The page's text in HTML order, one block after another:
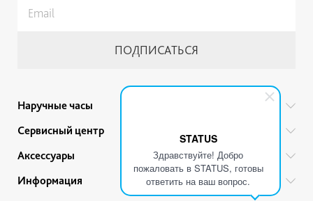
STATUS
Здравствуйте! Добро
пожаловать в STATUS, готовы
ответить на ваш вопрос.
Наручные часы
Все бренды
Женские часы
Детские часы
Сервисный центр
Гарантийный ремонт
Прайс
Аксессуары
Ручки
Информация